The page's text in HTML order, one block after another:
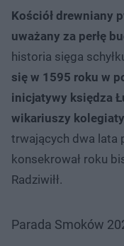
Kościół drewniany
uważany za perłę
historia sięga
się w 1595 roku w
inicjatywy księdza
wikariuszy
trwających dwa lata
konsekrował roku
Radziwiłł.
Parada Smoków